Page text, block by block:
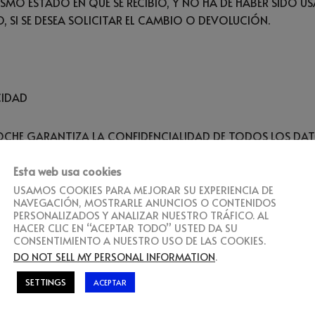
SI SE DESEA SOLICITAR EL CAMBIO O DEVOLUCIÓN.
GARANTIZA LA CONFIDENCIALIDAD DE TODOS LOS
NINGÚN CASO, SERÁN CEDIDOS PARA NINGÚN OTRO USO
Y EXPRESO DEL CLIENTE. CAMISETAS TROCHEMOCHE NO
MODO, INFORMACIÓN O DATOS DE CARÁCTER PERSONAL
QUE LOS DATOS PERSONALES FACILITADOS A
Y SE HACE RESPONSABLE DE COMUNICAR
Esta web usa cookies
USAMOS COOKIES PARA MEJORAR SU EXPERIENCIA DE
NAVEGACIÓN, MOSTRARLE ANUNCIOS O CONTENIDOS
PERSONALIZADOS Y ANALIZAR NUESTRO TRÁFICO. AL
HACER CLIC EN “ACEPTAR TODO” USTED DA SU
CONSENTIMIENTO A NUESTRO USO DE LAS COOKIES.
DO NOT SELL MY PERSONAL INFORMATION.
SETTINGS ACEPTAR